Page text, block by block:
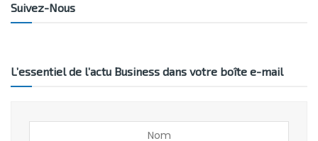
Suivez-Nous
L’essentiel de l’actu Business dans votre boîte e-mail